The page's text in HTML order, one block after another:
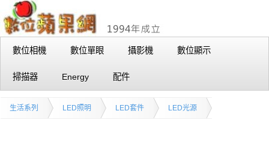
數位相機 數位單眼 攝影機 數位顯示
掃描器 Energy 配件
生活系列 LED照明 LED套件 LED光源